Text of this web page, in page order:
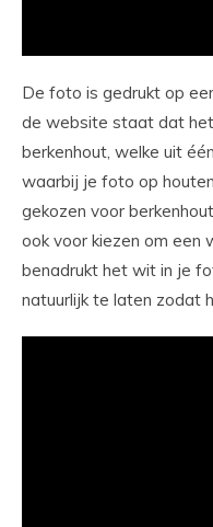
De foto is gedrukt op
de website staat dat het
berkenhout, welke uit
waarbij je foto op
gekozen voor
ook voor kiezen om een
benadrukt het wit in je
natuurlijk te laten zodat